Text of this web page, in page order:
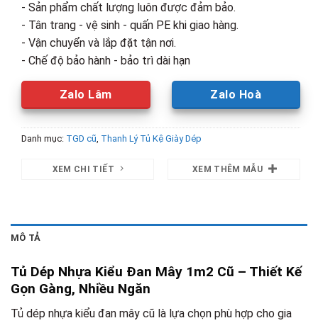
- Sản phẩm chất lượng luôn được đảm bảo.
- Tân trang - vệ sinh - quấn PE khi giao hàng.
- Vận chuyển và lắp đặt tận nơi.
- Chế độ bảo hành - bảo trì dài hạn
Zalo Lâm Zalo Hoà
Danh mục: TGD cũ, Thanh Lý Tủ Kệ Giày Dép
XEM CHI TIẾT XEM THÊM MẪU
MÔ TẢ
Tủ Dép Nhựa Kiểu Đan Mây 1m2 Cũ – Thiết Kế
Gọn Gàng, Nhiều Ngăn
Tủ dép nhựa kiểu đan mây cũ là lựa chọn phù hợp cho gia